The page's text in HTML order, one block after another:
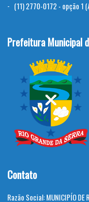
(11) 2770-0172 - opção 1
Prefeitura Municipal
Contato
Razão Social:MUNICIPÍO DE